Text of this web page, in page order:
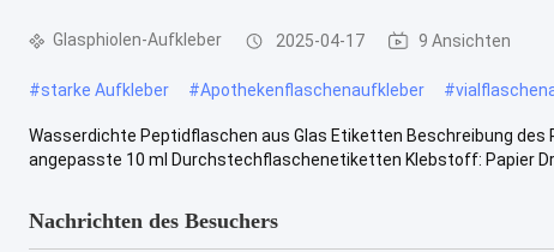
Glasphiolen-Aufkleber 2025-04-17 9 Ansichten
#starke Aufkleber #Apothekenflaschenaufkleber #
Wasserdichte Peptidflaschen aus Glas Etiketten Beschreibung
angepasste 10 ml Durchstechflaschenetiketten Klebstoff: Papier
Nachrichten des Besuchers